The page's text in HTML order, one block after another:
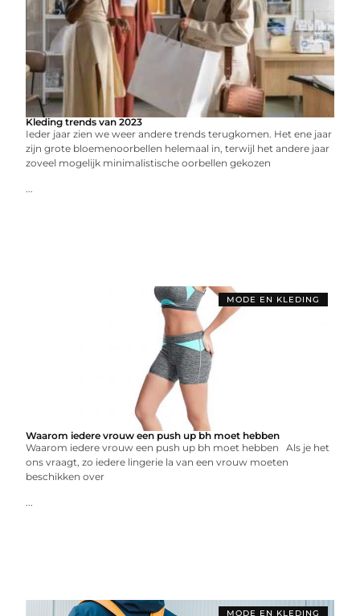
Kleding trends van 2023
Ieder jaar zien we weer andere trends terugkomen. Het ene jaar
zijn grote bloemenoorbellen helemaal in, terwijl het andere jaar
zoveel mogelijk minimalistische oorbellen gekozen
...
MODE EN KLEDING
Waarom iedere vrouw een push up bh moet hebben
Waarom iedere vrouw een push up bh moet hebben Als je het
ons vraagt, zo iedere lingerie la van een vrouw moeten
beschikken over
...
MODE EN KLEDING